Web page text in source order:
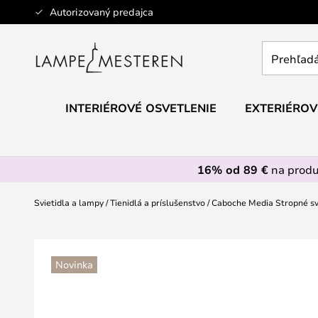
Autorizovaný predajca
Skip
to
obchod
INTERIÉROVÉ OSVETLENIE
16% od 89 €na
Svietidla a lampy Tienidlá a príslušenstvo Caboche Media Stropné
Novinka